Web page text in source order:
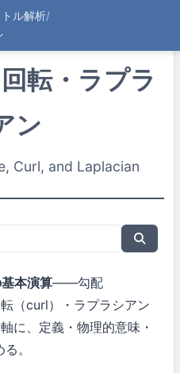
ル解析/
転・ラプラ
ン
Curl, and Laplacian
本演算——勾配
（curl）・ラプラシアン
に、定義・物理的意味・
。